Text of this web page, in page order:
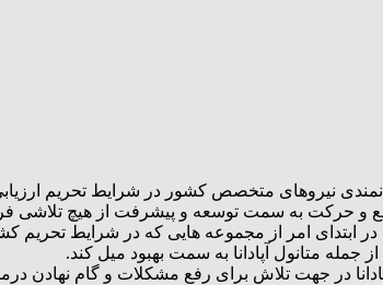
نیروهای متخصص کشور در شرایط تحریم
و حرکت به سمت توسعه و پیشرفت از هیچ تلاشی
ابتدای امر از مجموعه هایی که در شرایط تحریم
جمله متانول آپادانا به سمت بهبود میل کند.
در جهت تلاش برای رفع مشکلات و گام نهادن